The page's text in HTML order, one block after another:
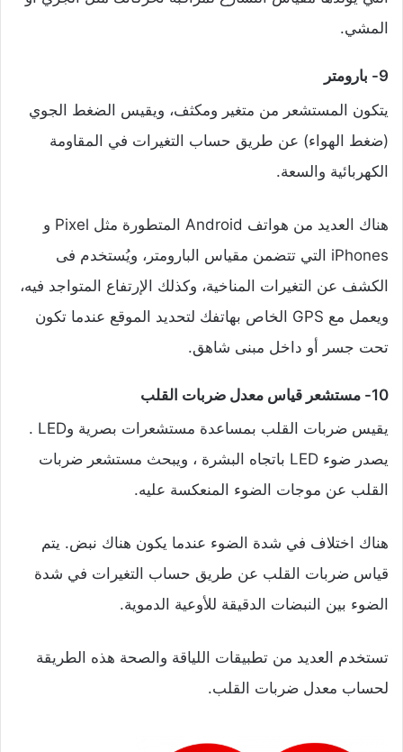
المشي.
9- بارومتر
يتكون المستشعر من متغير ومكثف، ويقيس الضغط الجوي
(ضغط الهواء) عن طريق حساب التغيرات في المقاومة
الكهربائية والسعة.
هناك العديد من هواتف Android المتطورة مثل Pixel و
iPhones التي تتضمن مقياس البارومتر، ويُستخدم فى
الكشف عن التغيرات المناخية، وكذلك الإرتفاع المتواجد فيه،
ويعمل مع GPS الخاص بهاتفك لتحديد الموقع عندما تكون
تحت جسر أو داخل مبنى شاهق.
10- مستشعر قياس معدل ضربات القلب
يقيس ضربات القلب بمساعدة مستشعرات بصرية وLED .
يصدر ضوء LED باتجاه البشرة ، ويبحث مستشعر ضربات
القلب عن موجات الضوء المنعكسة عليه.
هناك اختلاف في شدة الضوء عندما يكون هناك نبض. يتم
قياس ضربات القلب عن طريق حساب التغيرات في شدة
الضوء بين النبضات الدقيقة للأوعية الدموية.
تستخدم العديد من تطبيقات اللياقة والصحة هذه الطريقة
لحساب معدل ضربات القلب.